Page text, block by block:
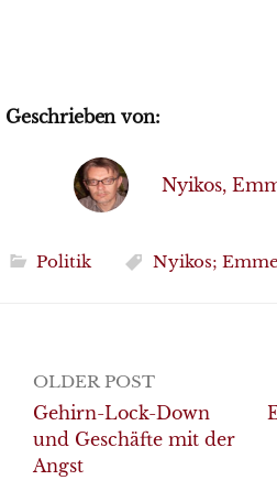
Geschrieben von:
Nyikos,
Politik Nyikos;
Post
navigation
OLDER POST
Gehirn-Lock-Down
und Geschäfte mit der
Angst